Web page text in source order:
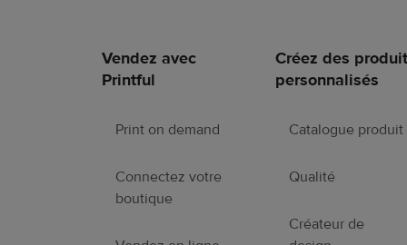
Liens
Vendez avec
Printful
Print on demand
Connectez votre
boutique
Créez des
personnalisés
Catalogue produit
Qualité
Créateur de